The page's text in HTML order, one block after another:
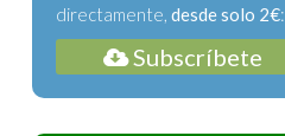
directamente, desde solo 2€:
Subscríbete